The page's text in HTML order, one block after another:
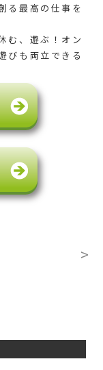
る最高の仕事を
む、遊ぶ！オン
びも両立できる
>